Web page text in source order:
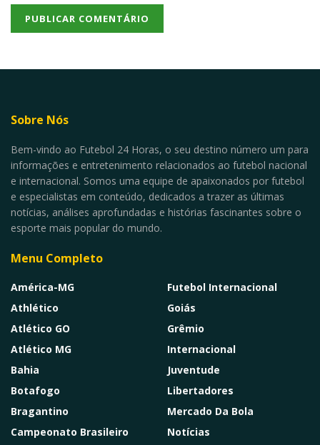
Sobre Nós
Bem-vindo ao Futebol 24 Horas, o seu destino número um para
informações e entretenimento relacionados ao futebol nacional
e internacional. Somos uma equipe de apaixonados por futebol
e especialistas em conteúdo, dedicados a trazer as últimas
notícias, análises aprofundadas e histórias fascinantes sobre o
esporte mais popular do mundo.
Menu Completo
América-MG
Athlético
Atlético GO
Atlético MG
Bahia
Botafogo
Bragantino
Campeonato Brasileiro
Futebol Internacional
Goiás
Grêmio
Internacional
Juventude
Libertadores
Mercado Da Bola
Notícias